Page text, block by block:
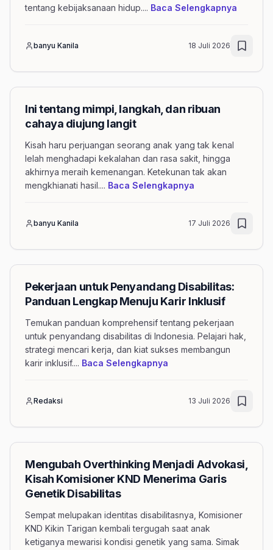
tentang kebijaksanaan hidup.... Baca Selengkapnya
banyu Kanila 18 Juli 2026
Ini tentang mimpi, langkah, dan ribuan
cahaya diujung langit
Kisah haru perjuangan seorang anak yang tak kenal
lelah menghadapi kekalahan dan rasa sakit, hingga
akhirnya meraih kemenangan. Ketekunan tak akan
mengkhianati hasil.... Baca Selengkapnya
banyu Kanila 17 Juli 2026
Pekerjaan untuk Penyandang Disabilitas:
Panduan Lengkap Menuju Karir Inklusif
Temukan panduan komprehensif tentang pekerjaan
untuk penyandang disabilitas di Indonesia. Pelajari hak,
strategi mencari kerja, dan kiat sukses membangun
karir inklusif.... Baca Selengkapnya
Redaksi 13 Juli 2026
Mengubah Overthinking Menjadi Advokasi,
Kisah Komisioner KND Menerima Garis
Genetik Disabilitas
Sempat melupakan identitas disabilitasnya, Komisioner
KND Kikin Tarigan kembali tergugah saat anak
ketiganya mewarisi kondisi genetik yang sama. Simak